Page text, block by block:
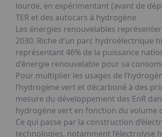
lourde, en expérimentant (avant de
TER et des autocars à hydrogène
Les énergies renouvelables
2030. Riche d’un parc hydroélectrique
représentant 46% de la puissance
d’énergie renouvelable pour sa
Pour multiplier les usages de
l’hydrogène vert et décarboné à des
mesure du développement des EnR
hydrogène vert en fonction du volume
Ce qui passe par la construction
technologies, notamment